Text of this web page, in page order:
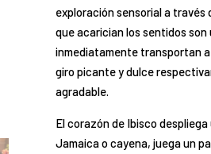
exploración sensorial a través
que acarician los sentidos
inmediatamente transportan
giro picante y dulce
agradable.
El corazón de Ibisco
Jamaica o cayena, juega un